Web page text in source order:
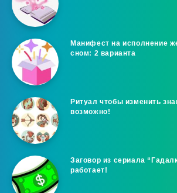
Манифест на исполнение
сном: 2 варианта
Ритуал чтобы изменить
возможно!
Заговор из сериала
работает!